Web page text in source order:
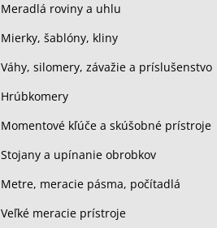
Meradlá roviny a uhlu
Mierky, šablóny, kliny
Váhy, silomery, závažie a príslušenstvo
Hrúbkomery
Momentové kľúče a skúšobné prístroje
Stojany a upínanie obrobkov
Metre, meracie pásma, počítadlá
Veľké meracie prístroje